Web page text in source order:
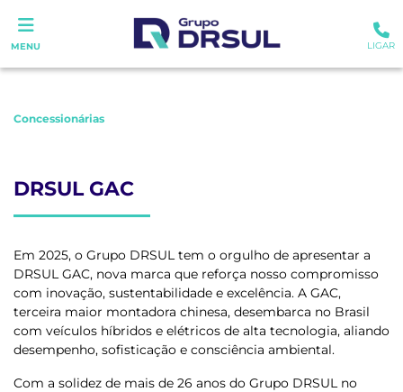
MENU LIGAR
Concessionárias
DRSUL GAC
Em 2025, o Grupo DRSUL tem o orgulho de apresentar a
DRSUL GAC, nova marca que reforça nosso compromisso
com inovação, sustentabilidade e excelência. A GAC,
terceira maior montadora chinesa, desembarca no Brasil
com veículos híbridos e elétricos de alta tecnologia, aliando
desempenho, sofisticação e consciência ambiental.
Com a solidez de mais de 26 anos do Grupo DRSUL no